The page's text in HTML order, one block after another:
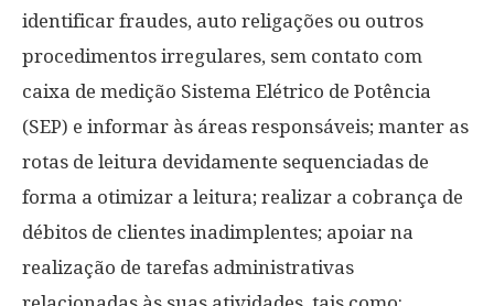
identificar fraudes, auto religações ou outros
procedimentos irregulares, sem contato com
caixa de medição Sistema Elétrico de Potência
(SEP) e informar às áreas responsáveis; manter as
rotas de leitura devidamente sequenciadas de
forma a otimizar a leitura; realizar a cobrança de
débitos de clientes inadimplentes; apoiar na
realização de tarefas administrativas